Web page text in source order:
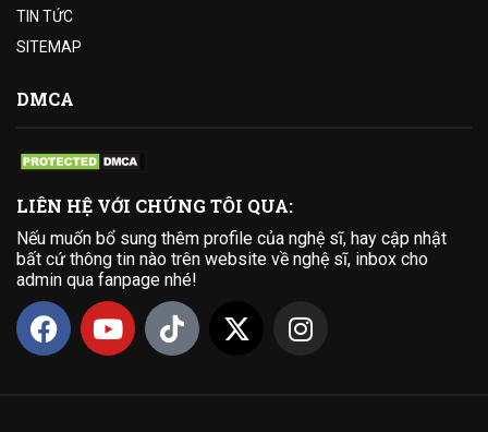
TIN TỨC
SITEMAP
DMCA
LIÊN HỆ VỚI CHÚNG TÔI QUA:
Nếu muốn bổ sung thêm profile của nghệ sĩ, hay cập nhật
bất cứ thông tin nào trên website về nghệ sĩ, inbox cho
admin qua fanpage nhé!